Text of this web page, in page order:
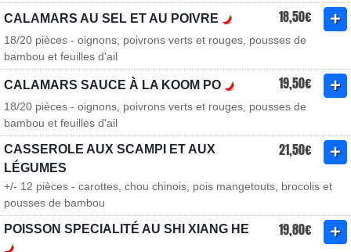
CALAMARS AU SEL ET AU POIVRE 18,50€
18/20 pièces - oignons, poivrons verts et rouges, pousses de
bambou et feuilles d'ail
CALAMARS SAUCE À LA KOOM PO 19,50€
18/20 pièces - oignons, poivrons verts et rouges, pousses de
bambou et feuilles d'ail
CASSEROLE AUX SCAMPI ET AUX
LÉGUMES
21,50€
+/- 12 pièces - carottes, chou chinois, pois mangetouts, brocolis et
pousses de bambou
POISSON SPECIALITÉ AU SHI XIANG HE 19,80€